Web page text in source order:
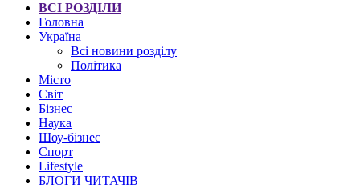
ВСІ РОЗДІЛИ
Головна
Україна
Всі новини розділу
Політика
Місто
Світ
Бізнес
Наука
Шоу-бізнес
Спорт
Lifestyle
БЛОГИ ЧИТАЧІВ